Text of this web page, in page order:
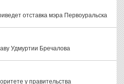
отставка мэра Первоуральска
Удмуртии Бречалова
у правительства